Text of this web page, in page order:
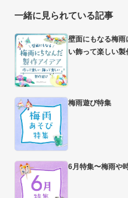
一緒に見られている記事
壁面にもなる梅雨
い飾って楽しい製
梅雨遊び特集
6月特集〜梅雨や